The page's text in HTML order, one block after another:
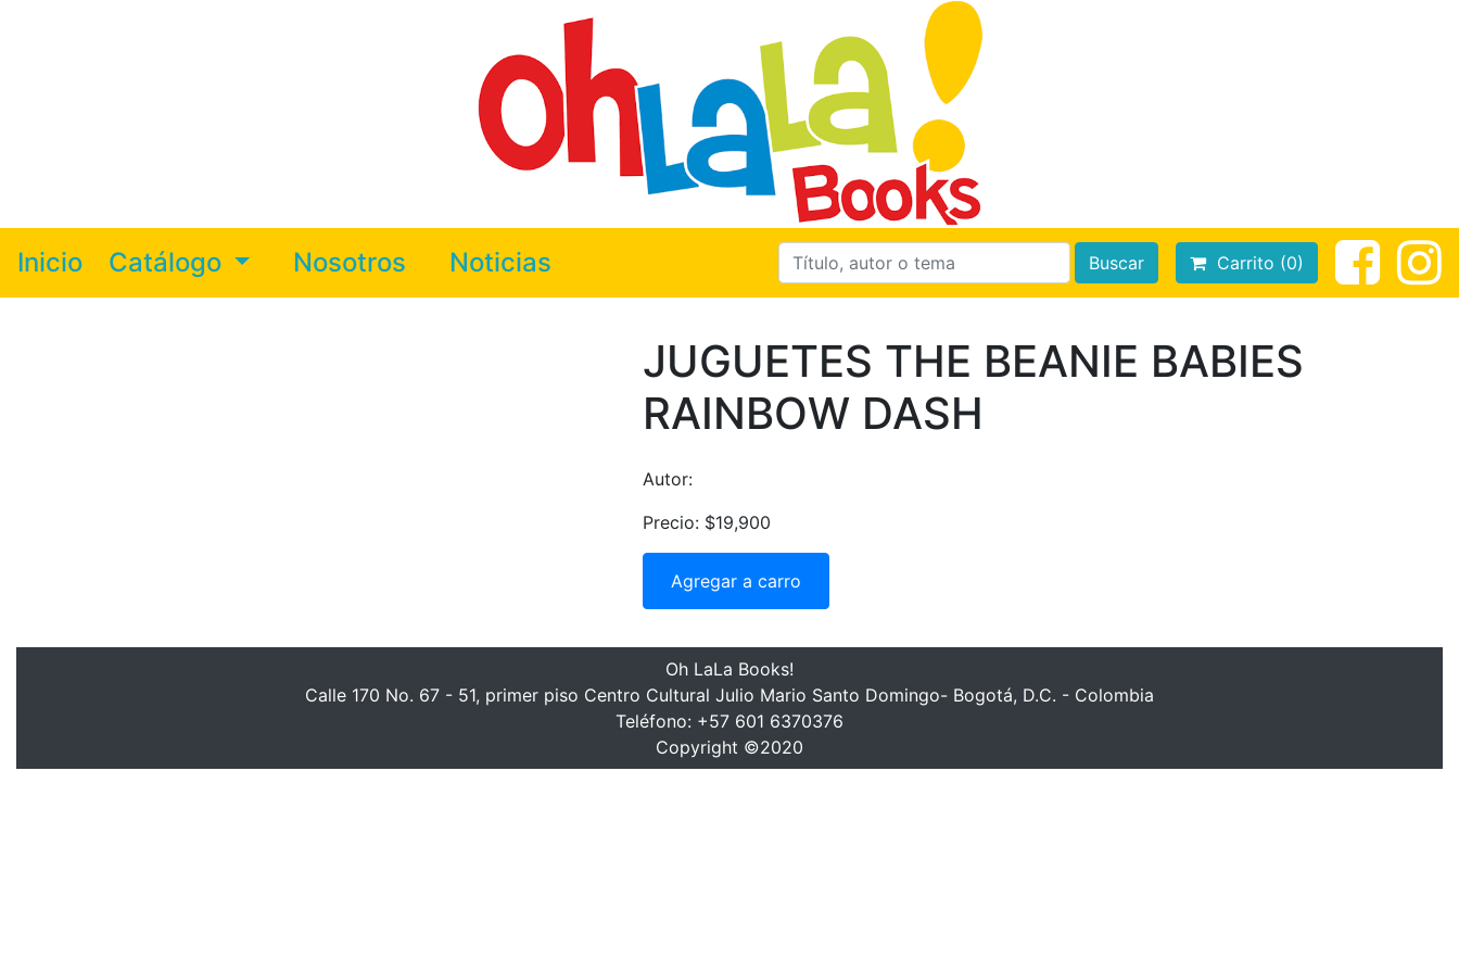
Inicio Catálogo Nosotros Noticias Buscar Carrito (0)
JUGUETES THE BEANIE BABIES
RAINBOW DASH
Autor:
Precio: $19,900
Agregar a carro
Oh LaLa Books!
Calle 170 No. 67 - 51, primer piso Centro Cultural Julio Mario Santo Domingo- Bogotá, D.C. - Colombia
Teléfono: +57 601 6370376
Copyright ©2020